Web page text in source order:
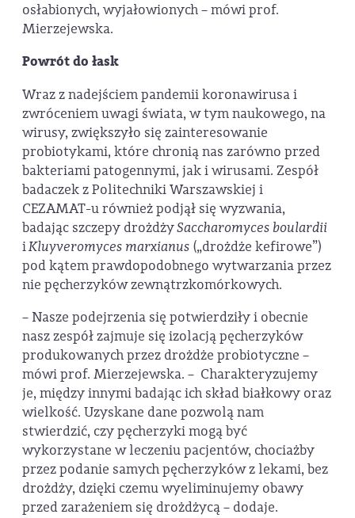
osłabionych, wyjałowionych – mówi prof.
Mierzejewska.
Powrót do łask
Wraz z nadejściem pandemii koronawirusa i
zwróceniem uwagi świata, w tym naukowego, na
wirusy, zwiększyło się zainteresowanie
probiotykami, które chronią nas zarówno przed
bakteriami patogennymi, jak i wirusami. Zespół
badaczek z Politechniki Warszawskiej i
CEZAMAT-u również podjął się wyzwania,
badając szczepy drożdżySaccharomyces boulardii
iKluyveromyces marxianus („drożdże kefirowe”)
pod kątem prawdopodobnego wytwarzania przez
nie pęcherzyków zewnątrzkomórkowych.
– Nasze podejrzenia się potwierdziły i obecnie
nasz zespół zajmuje się izolacją pęcherzyków
produkowanych przez drożdże probiotyczne –
mówi prof. Mierzejewska. – Charakteryzujemy
je, między innymi badając ich skład białkowy oraz
wielkość. Uzyskane dane pozwolą nam
stwierdzić, czy pęcherzyki mogą być
wykorzystane w leczeniu pacjentów, chociażby
przez podanie samych pęcherzyków z lekami, bez
drożdży, dzięki czemu wyeliminujemy obawy
przed zarażeniem się drożdżycą – dodaje.